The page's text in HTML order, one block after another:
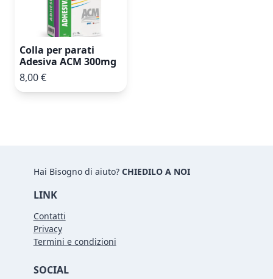
Colla per parati
Adesiva ACM 300mg
8,00 €
Hai Bisogno di aiuto? CHIEDILO A NOI
LINK
Contatti
Privacy
Termini e condizioni
SOCIAL